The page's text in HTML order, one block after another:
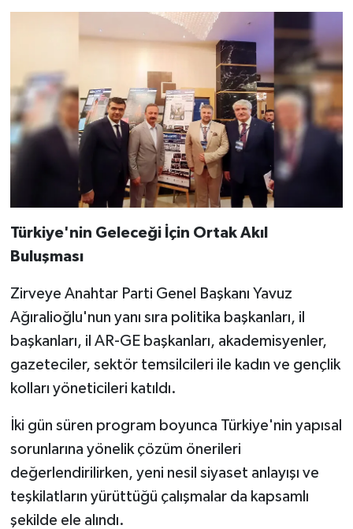
Türkiye'nin Geleceği İçin Ortak Akıl
Buluşması
Zirveye Anahtar Parti Genel Başkanı Yavuz
Ağıralioğlu'nun yanı sıra politika başkanları, il
başkanları, il AR-GE başkanları, akademisyenler,
gazeteciler, sektör temsilcileri ile kadın ve gençlik
kolları yöneticileri katıldı.
İki gün süren program boyunca Türkiye'nin yapısal
sorunlarına yönelik çözüm önerileri
değerlendirilirken, yeni nesil siyaset anlayışı ve
teşkilatların yürüttüğü çalışmalar da kapsamlı
şekilde ele alındı.